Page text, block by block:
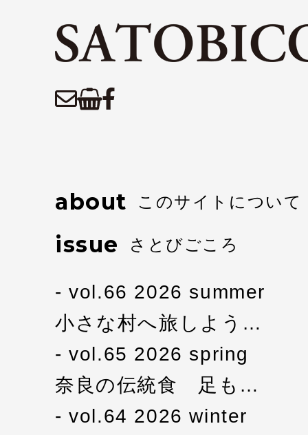
about このサイトについて
issue さとびごころ
vol.66 2026 summer
小さな村へ旅しよう…
vol.65 2026 spring
奈良の伝統食 足も…
vol.64 2026 winter